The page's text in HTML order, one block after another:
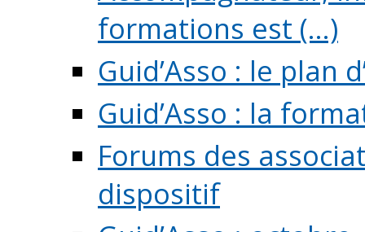
formations est (...)
Guid’Asso : le plan
Guid’Asso : la
Forums des
dispositif